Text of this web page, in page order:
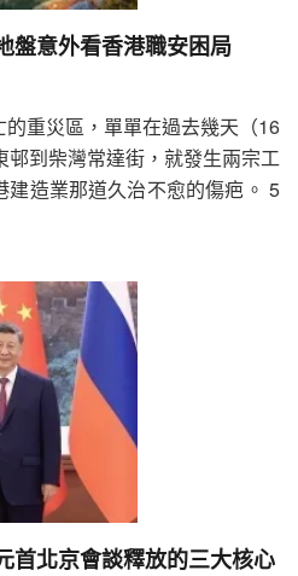
盤意外看香港職安困局
重災區，單單在過去幾天（16
邨到柴灣常達街，就發生兩宗工
建造業那道久治不愈的傷疤。 5
首北京會談釋放的三大核心